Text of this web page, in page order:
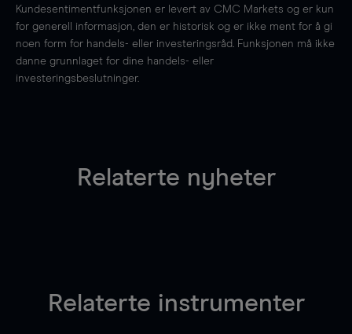
Kundesentimentfunksjonen er levert av CMC Markets og er kun
for generell informasjon, den er historisk og er ikke ment for å gi
noen form for handels- eller investeringsråd. Funksjonen må ikke
danne grunnlaget for dine handels- eller
investeringsbeslutninger.
Relaterte nyheter
Relaterte instrumenter